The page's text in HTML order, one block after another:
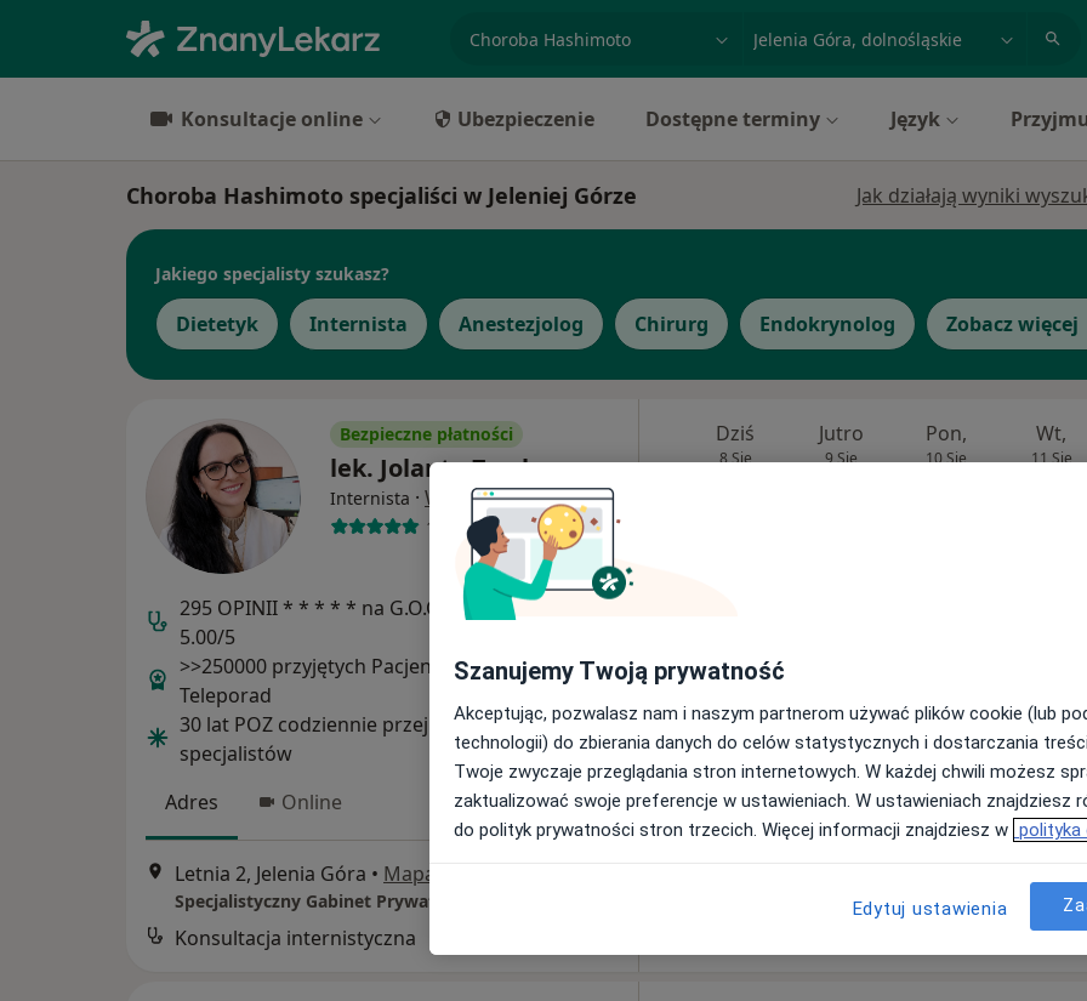
miasto lub dzielnica
Konsultacje online Ubezpieczenie Dostępne terminy Język
Choroba Hashimoto specjaliści w Jeleniej Górze Jak działają wyniki
Jakiego specjalisty szukasz?
Dietetyk Internista Anestezjolog Chirurg Endokrynolog Zobacz więcej
Bezpieczne płatności
lek. Jolanta Zwolan
Internista · Więcej
151 opinii
295 OPINII * * * * * na G.O.O.G.L.E - ocena
5.00/5
>>250000 przyjętych Pacjentów - >>20000
Teleporad
30 lat POZ codziennie przejmując rolę
specjalistów
Adres
Online
Letnia 2, Jelenia Góra • Mapa
Konsultacja internistyczna
Dziś
8 Sie
Jutro
9 Sie
Pon,
10 Sie
Wt,
11 Sie
Szanujemy Twoją prywatność
Akceptując, pozwalasz nam i naszym partnerom używać plików cookie (lub
technologii) do zbierania danych do celów statystycznych i dostarczania
Twoje zwyczaje przeglądania stron internetowych. W każdej chwili możesz
zaktualizować swoje preferencje w ustawieniach. W ustawieniach znajdziesz
do polityk prywatności stron trzecich. Więcej informacji znajdziesz w polityka
Edytuj ustawienia